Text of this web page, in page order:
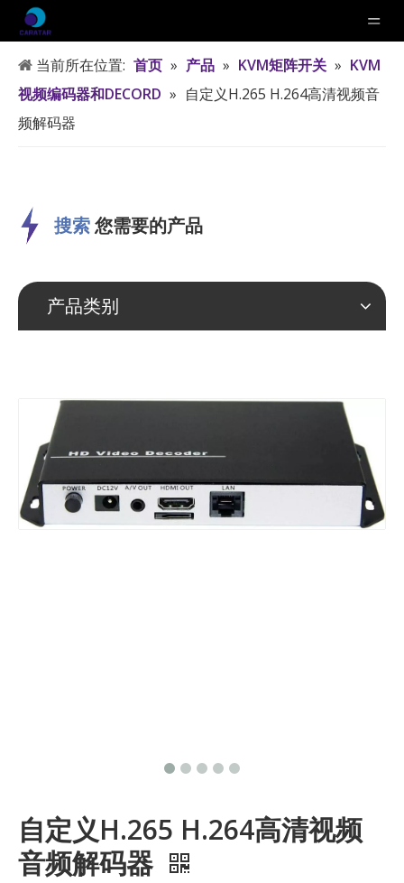
当前所在位置: 首页 » 产品 » KVM矩阵开关 » KVM
视频编码器和DECORD » 自定义H.265 H.264高清视频音
频解码器
搜索您需要的产品
产品类别
自定义H.265 H.264高清视频
音频解码器